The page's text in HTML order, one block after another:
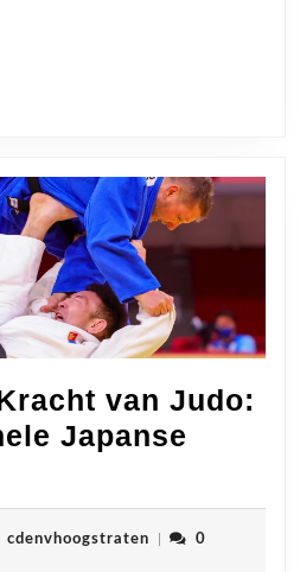
Actie!
van Judo:
Japanse
cdenvhoogstratencdenvhoogstraten
0